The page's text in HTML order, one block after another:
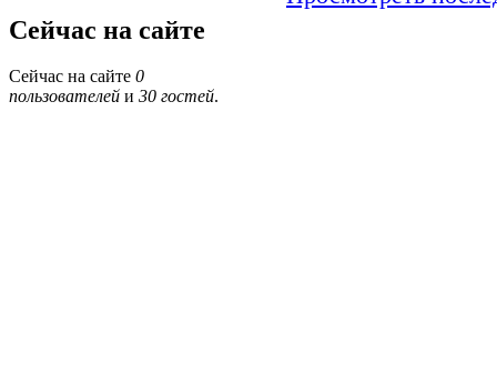
Сейчас на сайте
Сейчас на сайте 0
пользователей и 30 гостей.